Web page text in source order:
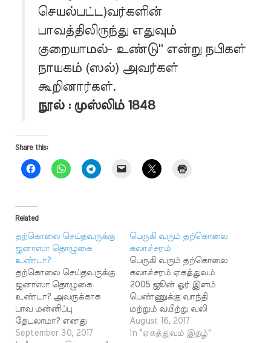
செயல்பட்ட)வர்களின்
பாவத்திலிருந்து எதுவும்
குறையாமல்- உண்டு'' என்று நபிகள்
நாயகம் (ஸல்) அவர்கள்
கூறினார்கள்.
நூல் : முஸ்லிம் 1848
Share this:
Related
தற்கொலை செய்தவருக்கு
ஜனாஸா தொழுகை
உண்டா?
தற்கொலை செய்தவருக்கு
ஜனாஸா தொழுகை
உண்டா? அவருக்காக
பாவ மன்னிப்பு
தேடலாமா? எனது
தகப்பனார் தற்கொலை
September 30, 2017
பெருகி வரும் தற்கொலை
கலாச்சரம்
பெருகி வரும் தற்கொலை
கலாச்சரம் ஏகத்துவம்
2005 ஜூன் ஓர் இளம்
பெண்ணுக்கு வாந்தி
மற்றும் வயிற்று வலி
ஏற்படுகின்றது. ஏன்
என்று பார்க்கும் போது
August 16, 2017
In "ஏகத்துவம் இதழ்"